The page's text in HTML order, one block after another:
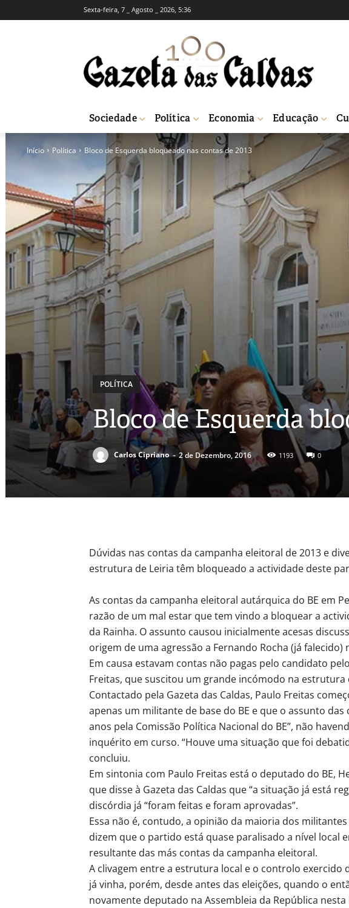
Sexta-feira, 7 _ Agosto _ 2026, 5:36
Sociedade Política Economia Educação
Início Política Bloco de Esquerda bloqueado nas contas de 2013
POLÍTICA
Bloco de Esquerda
Carlos Cipriano - 2 de Dezembro, 2016 1193 0
Dúvidas nas contas da campanha eleitoral de 2013 e
estrutura de Leiria têm bloqueado a actividade deste
As contas da campanha eleitoral autárquica do BE em
razão de um mal estar que tem vindo a bloquear a
da Rainha. O assunto causou inicialmente acesas
origem de uma agressão a Fernando Rocha (já falecido)
Em causa estavam contas não pagas pelo candidato
Freitas, que suscitou um grande incómodo na estrutura
Contactado pela Gazeta das Caldas, Paulo Freitas
apenas um militante de base do BE e que o assunto
anos pela Comissão Política Nacional do BE”, não
inquérito em curso. “Houve uma situação que foi
concluiu.
Em sintonia com Paulo Freitas está o deputado do BE,
que disse à Gazeta das Caldas que “a situação já está
discórdia já “foram feitas e foram aprovadas”.
Essa não é, contudo, a opinião da maioria dos
dizem que o partido está quase paralisado a nível local
resultante das más contas da campanha eleitoral.
A clivagem entre a estrutura local e o controlo exercido
já vinha, porém, desde antes das eleições, quando o
novamente deputado na Assembleia da República